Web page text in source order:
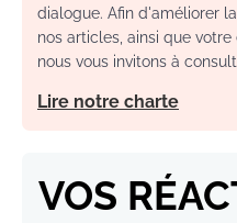
dialogue. Afin d'améliorer
nos articles, ainsi que
nous vous invitons à
Lire notre charte
VOS